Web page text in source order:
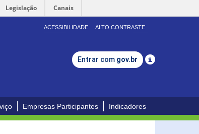
Legislação Canais
ACESSIBILIDADE ALTO CONTRASTE
Entrar com gov.br
Empresas Participantes Indicadores